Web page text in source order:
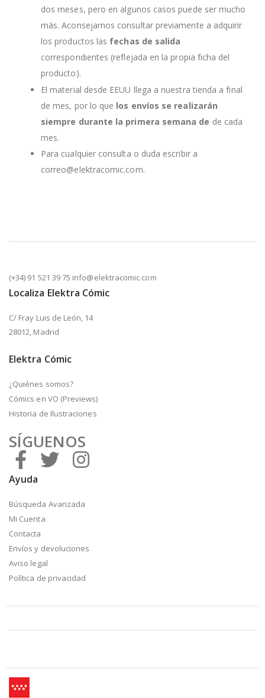
dos meses, pero en algunos casos puede ser mucho
más. Aconsejamos consultar previamente a adquirir
los productos las fechas de salida
correspondientes (reflejada en la propia ficha del
producto).
El material desde EEUU llega a nuestra tienda a final
de mes, por lo que los envíos se realizarán
siempre durante la primera semana de de cada
mes.
Para cualquier consulta o duda escribir a
correo@elektracomic.com.
(+34) 91 521 39 75 info@elektracomic.com
Localiza Elektra Cómic
C/ Fray Luis de León, 14
28012, Madrid
Elektra Cómic
¿Quiénes somos?
Cómics en VO (Previews)
Historia de Ilustraciones
SÍGUENOS
Ayuda
Búsqueda Avanzada
Mi Cuenta
Contacta
Envíos y devoluciones
Aviso legal
Política de privacidad